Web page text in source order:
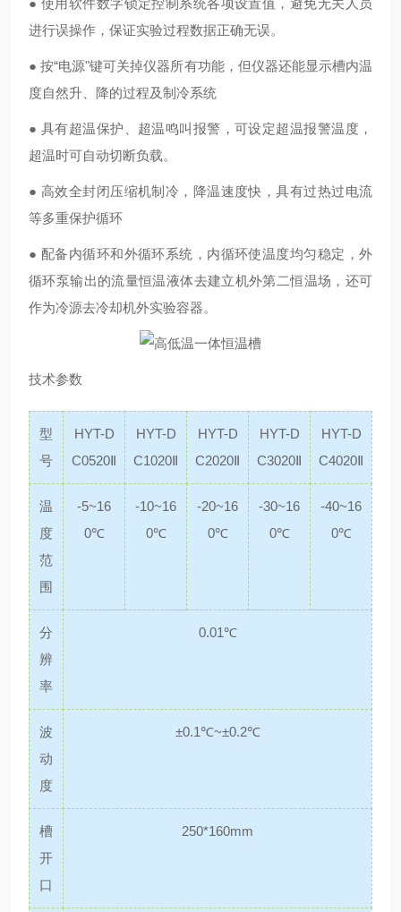
● 使用软件数字锁定控制系统各项设置值，避免无关人员
进行误操作，保证实验过程数据正确无误。
● 按“电源"键可关掉仪器所有功能，但仪器还能显示槽内温
度自然升、降的过程及制冷系统
● 具有超温保护、超温鸣叫报警，可设定超温报警温度，
超温时可自动切断负载。
● 高效全封闭压缩机制冷，降温速度快，具有过热过电流
等多重保护循环
● 配备内循环和外循环系统，内循环使温度均匀稳定，外
循环泵输出的流量恒温液体去建立机外第二恒温场，还可
作为冷源去冷却机外实验容器。
技术参数
型
号
HYT-D
C0520Ⅱ
HYT-D
C1020Ⅱ
HYT-D
C2020Ⅱ
HYT-D
C3020Ⅱ
HYT-D
C4020Ⅱ
温
度
范
围
-5~16
0℃
-10~16
0℃
-20~16
0℃
-30~16
0℃
-40~16
0℃
分
辨
率
0.01℃
波
动
度
±0.1℃~±0.2℃
槽
开
口
250*160mm